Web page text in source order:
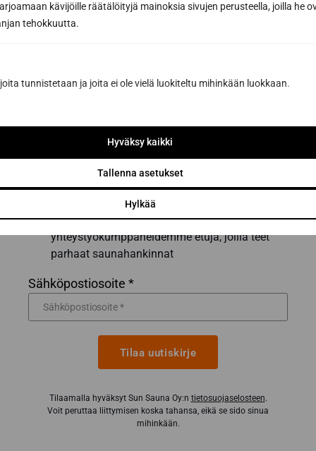
kävijöille räätälöityjä mainoksia sivujen perusteella, joilla he
tehokkuutta.
tunnistetaan ja joita ei ole vielä luokiteltu mihinkään luokkaan.
Hylkää
Tallenna asetukset
Hyväksy kaikki
Tilaa uutiskirje
Saat saunan rakentamisen ammattilaisen
parhaat vinkit ja niksit onnistuneeseen
saunaremonttiin
Inspiroivia saunauutisia ja
yhteystyökumppaneidemme etuja, joilla teet
parhaat saunahankinnat
Sähköpostiosoite *
Tilaa uutiskirje
Tilaamalla hyväksyt Sun Sauna Oy:n tietosuojaselosteen.
Voit peruttaa liittymisen koska tahansa, eikä se sido sinua
mihinkään.